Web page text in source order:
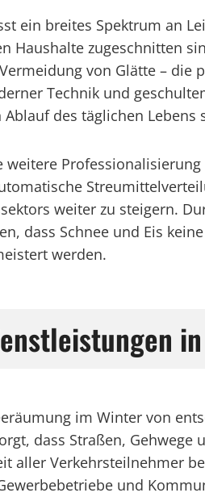
ein breites Spektrum an
Haushalte zugeschnitten
von Glätte –
Technik und
des täglichen Lebens
weitere
weiter zu steigern.
dass Schnee und Eis
werden.
im Winter von
dass Straßen,
aller Verkehrsteilnehmer
und